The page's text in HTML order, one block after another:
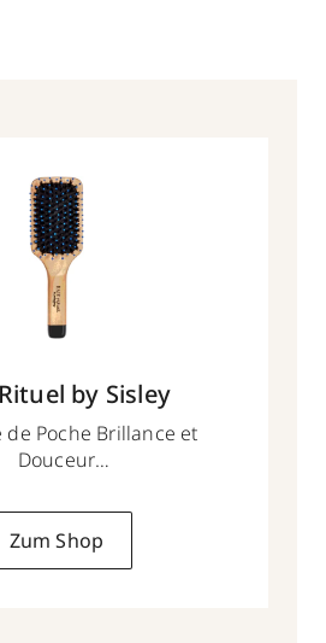
by Sisley
de Poche Brillance et
Douceur
Zum Shop